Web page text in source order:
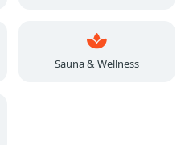
Sauna & Wellness